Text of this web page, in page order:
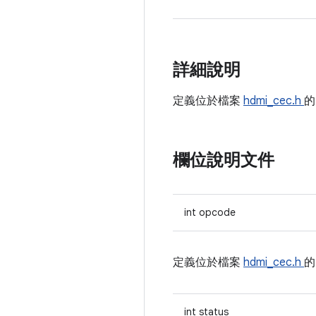
詳細說明
定義位於檔案 hdmi_cec.h 的
欄位說明文件
int opcode
定義位於檔案 hdmi_cec.h 的
int status